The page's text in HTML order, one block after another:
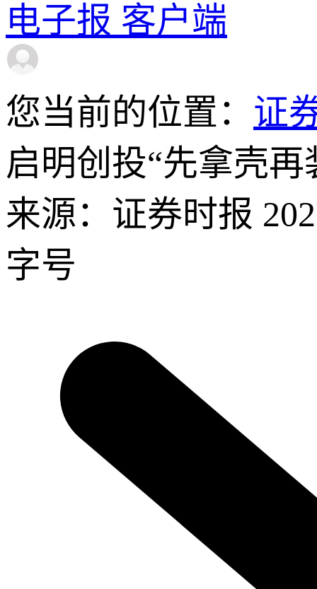
电子报 客户端
您当前的位置： 证
启明创投“先拿壳
来源：证券时报
字号